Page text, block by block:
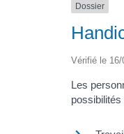
Dossier
Vérifié le
Les